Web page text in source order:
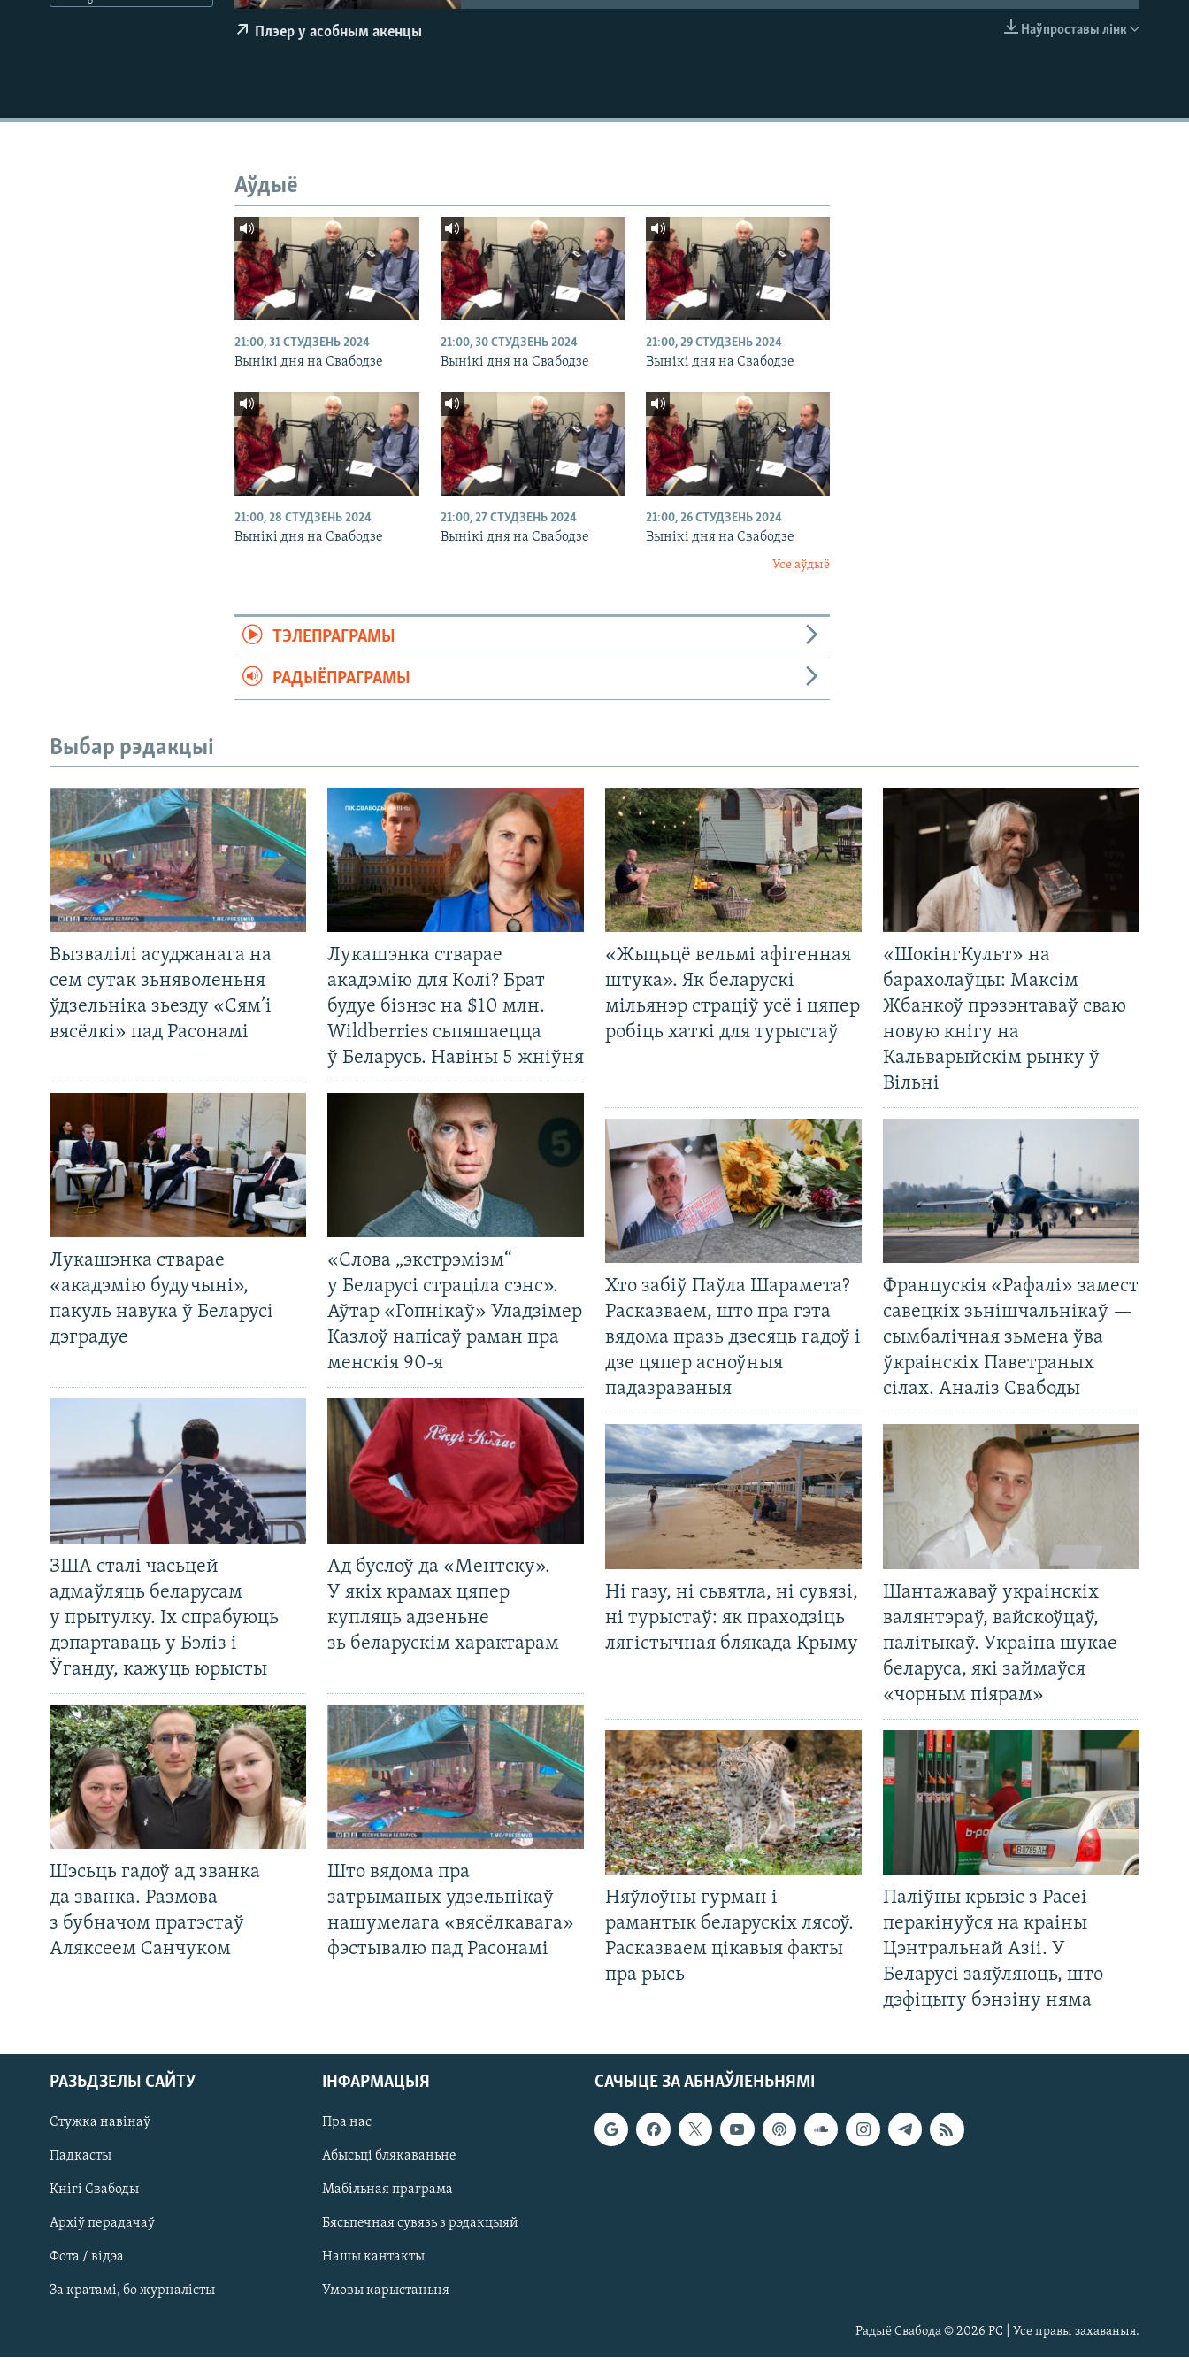
САЧЫЦЕ ЗА АБНАЎЛЕНЬНЯМІ
Наўпроставы лінк
Плэер у асобным акенцы
Аўдыё
21:00, 31 СТУДЗЕНЬ 2024
Вынікі дня на Свабодзе
21:00, 30 СТУДЗЕНЬ 2024
Вынікі дня на Свабодзе
21:00, 29 СТУДЗЕНЬ 2024
Вынікі дня на Свабодзе
21:00, 28 СТУДЗЕНЬ 2024
Вынікі дня на Свабодзе
21:00, 27 СТУДЗЕНЬ 2024
Вынікі дня на Свабодзе
21:00, 26 СТУДЗЕНЬ 2024
Вынікі дня на Свабодзе
Усе аўдыё
ТЭЛЕПРАГРАМЫ
РАДЫЁПРАГРАМЫ
Выбар рэдакцыі
Вызвалілі асуджанага на
сем сутак зьняволеньня
ўдзельніка зьезду «Сям’і
вясёлкі» пад Расонамі
Лукашэнка стварае
акадэмію для Колі? Брат
будуе бізнэс на $10 млн.
Wildberries сьпяшаецца
ў Беларусь. Навіны 5 жніўня
Лукашэнка стварае
«акадэмію будучыні»,
пакуль навука ў Беларусі
дэградуе
«Слова „экстрэмізм“
у Беларусі страціла сэнс».
Аўтар «Гопнікаў» Уладзімер
Казлоў напісаў раман пра
менскія 90-я
ЗША сталі часьцей
адмаўляць беларусам
у прытулку. Іх спрабуюць
дэпартаваць у Бэліз і
Ўганду, кажуць юрысты
Ад буслоў да «Ментску».
У якіх крамах цяпер
купляць адзеньне
зь беларускім характарам
Шэсьць гадоў ад званка
да званка. Размова
з бубначом пратэстаў
Аляксеем Санчуком
Што вядома пра
затрыманых удзельнікаў
нашумелага «вясёлкавага»
фэстывалю пад Расонамі
«Жыцьцё вельмі афігенная
штука». Як беларускі
мільянэр страціў усё і цяпер
робіць хаткі для турыстаў
«ШокінгКульт» на
барахолаўцы: Максім
Жбанкоў прэзэнтаваў сваю
новую кнігу на
Кальварыйскім рынку ў
Вільні
Хто забіў Паўла Шарамета?
Расказваем, што пра гэта
вядома празь дзесяць гадоў і
дзе цяпер асноўныя
падазраваныя
Францускія «Рафалі» замест
савецкіх зьнішчальнікаў —
сымбалічная зьмена ўва
ўкраінскіх Паветраных
сілах. Аналіз Свабоды
Ні газу, ні сьвятла, ні сувязі,
ні турыстаў: як праходзіць
лягістычная блякада Крыму
Шантажаваў украінскіх
валянтэраў, вайскоўцаў,
палітыкаў. Украіна шукае
беларуса, які займаўся
«чорным піярам»
Няўлоўны гурман і
рамантык беларускіх лясоў.
Расказваем цікавыя факты
пра рысь
Паліўны крызіс з Расеі
перакінуўся на краіны
Цэнтральнай Азіі. У
Беларусі заяўляюць, што
дэфіцыту бэнзіну няма
САЧЫЦЕ ЗА АБНАЎЛЕНЬНЯМІ
РАЗЬДЗЕЛЫ САЙТУ
Стужка навінаў
Падкасты
Кнігі Свабоды
Архіў перадачаў
Фота / відэа
За кратамі, бо журналісты
ІНФАРМАЦЫЯ
Пра нас
Абысьці блякаваньне
Мабільная праграма
Бясьпечная сувязь з рэдакцыяй
Нашы кантакты
Умовы карыстаньня
Радыё Свабода © 2026 РС | Усе правы захаваныя.